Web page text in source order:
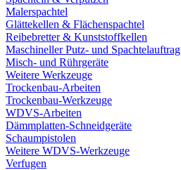
Malerspachtel
Glättekellen & Flächenspachtel
Reibebretter & Kunststoffkellen
Maschineller Putz- und Spachtelauftrag
Misch- und Rührgeräte
Weitere Werkzeuge
Trockenbau-Arbeiten
Trockenbau-Werkzeuge
WDVS-Arbeiten
Dämmplatten-Schneidgeräte
Schaumpistolen
Weitere WDVS-Werkzeuge
Verfugen